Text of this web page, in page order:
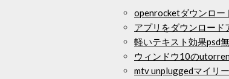
openrocketダウンロー
アプリをダウンロード
軽いテキスト効果psd
ウィンドウ10の
mtv unpluggedマイリ